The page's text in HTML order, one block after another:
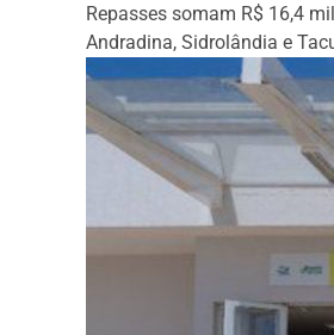
Repasses somam R$ 16,4
Andradina, Sidrolândia e